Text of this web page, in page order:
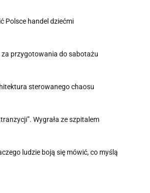
Polsce handel dziećmi
przygotowania do sabotażu
sterowanego chaosu
Wygrała ze szpitalem
ludzie boją się mówić, co myślą